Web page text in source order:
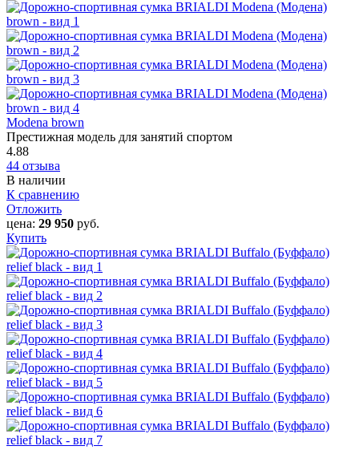
Modena brown
Престижная модель для занятий спортом
4.88
44 отзыва
В наличии
К сравнению
Отложить
цена: 29 950 руб.
Купить